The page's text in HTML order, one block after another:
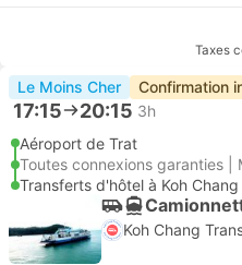
Taxes
Le Moins Cher Confirmation
17:15 20:15 3h
Aéroport de Trat
Toutes connexions garanties |
Transferts d'hôtel à Koh Chang
Koh Chang